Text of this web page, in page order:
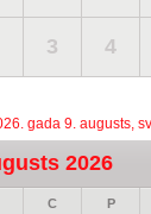
3 4
gada 9. augusts,
2026
C P